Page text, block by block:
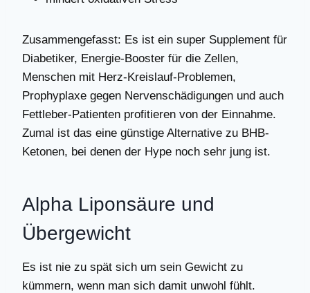
Zusammengefasst: Es ist ein super Supplement für
Diabetiker, Energie-Booster für die Zellen,
Menschen mit Herz-Kreislauf-Problemen,
Prophyplaxe gegen Nervenschädigungen und auch
Fettleber-Patienten profitieren von der Einnahme.
Zumal ist das eine günstige Alternative zu BHB-
Ketonen, bei denen der Hype noch sehr jung ist.
Alpha Liponsäure und
Übergewicht
Es ist nie zu spät sich um sein Gewicht zu
kümmern, wenn man sich damit unwohl fühlt.